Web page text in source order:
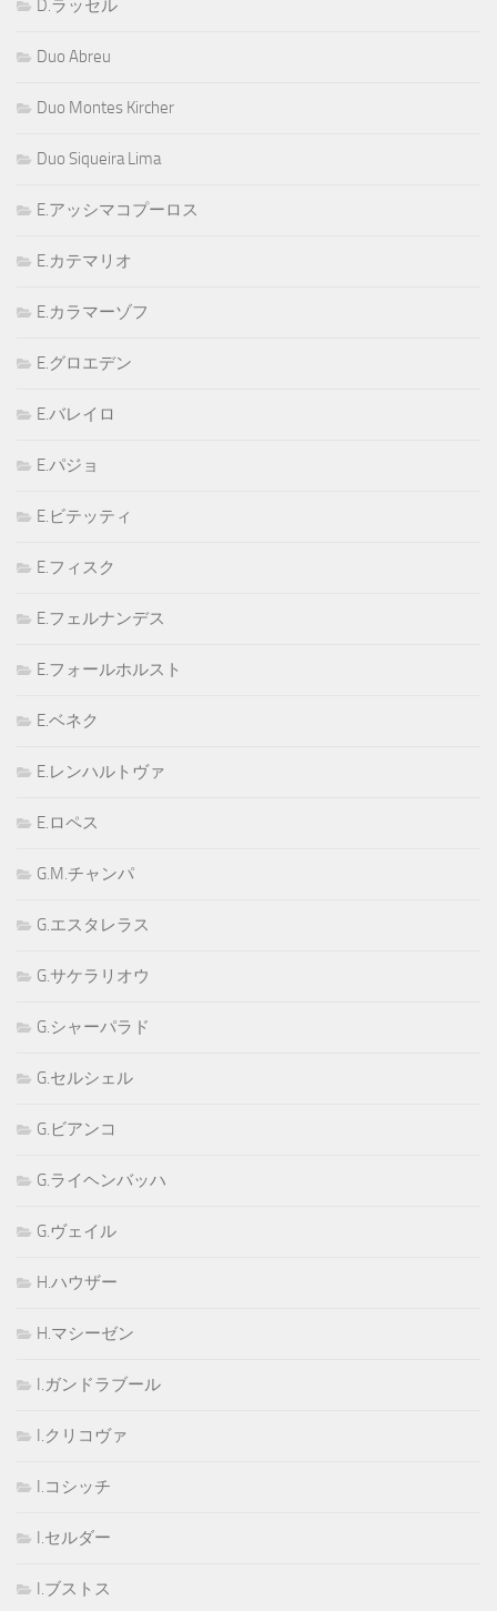
D.ラッセル
Duo Abreu
Duo Montes Kircher
Duo Siqueira Lima
E.アッシマコプーロス
E.カテマリオ
E.カラマーゾフ
E.グロエデン
E.バレイロ
E.パジョ
E.ビテッティ
E.フィスク
E.フェルナンデス
E.フォールホルスト
E.ベネク
E.レンハルトヴァ
E.ロペス
G.M.チャンパ
G.エスタレラス
G.サケラリオウ
G.シャーパラド
G.セルシェル
G.ビアンコ
G.ライヘンバッハ
G.ヴェイル
H.ハウザー
H.マシーゼン
I.ガンドラブール
I.クリコヴァ
I.コシッチ
I.セルダー
I.ブストス